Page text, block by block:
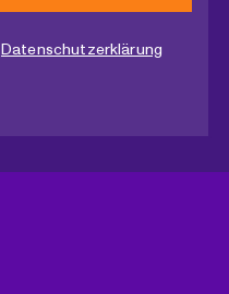
Datenschutzerklärung